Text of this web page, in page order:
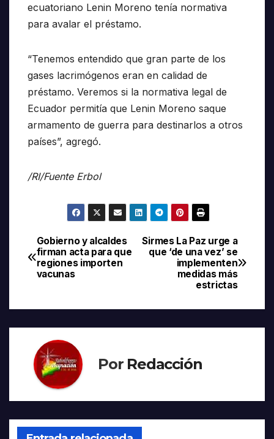
ecuatoriano Lenin Moreno tenía normativa
para avalar el préstamo.
“Tenemos entendido que gran parte de los
gases lacrimógenos eran en calidad de
préstamo. Veremos si la normativa legal de
Ecuador permitía que Lenin Moreno saque
armamento de guerra para destinarlos a otros
países”, agregó.
/RI/Fuente Erbol
Navegación
de
Sirmes La Paz urge a
que ‘de una vez’ se
implementen
medidas más
estrictas
Gobierno y alcaldes
firman acta para que
regiones importen
vacunas
Por Redacción